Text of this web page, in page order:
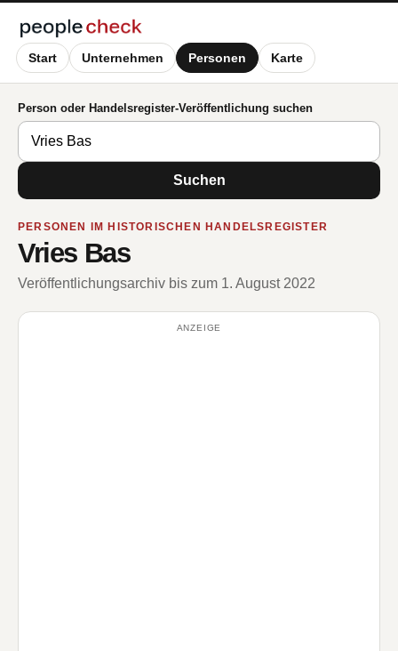
Start Unternehmen Personen Karte
Person oder Handelsregister-Veröffentlichung suchen
Suchen
PERSONEN IM HISTORISCHEN HANDELSREGISTER
Vries Bas
Veröffentlichungsarchiv bis zum 1. August 2022
ANZEIGE